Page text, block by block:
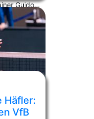
Guido…
Häfler:
VfB